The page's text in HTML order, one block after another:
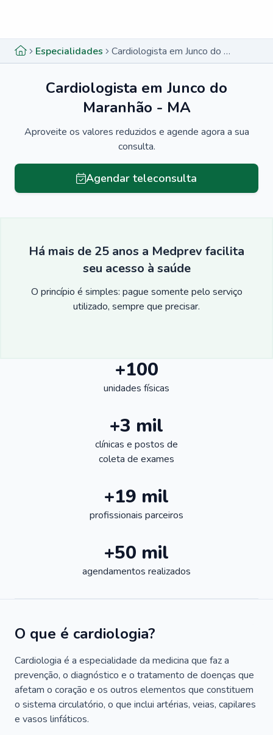
Especialidades Cardiologista em Junco do Maranhão - MA
Cardiologista em Junco do
Maranhão - MA
Aproveite os valores reduzidos e agende agora a sua
consulta.
Agendar teleconsulta
Há mais de 25 anos a Medprev facilita
seu acesso à saúde
O princípio é simples: pague somente pelo serviço
utilizado, sempre que precisar.
+100
unidades físicas
+3 mil
clínicas e postos de
coleta de exames
+19 mil
profissionais parceiros
+50 mil
agendamentos realizados
O que é cardiologia?
Cardiologia é a especialidade da medicina que faz a
prevenção, o diagnóstico e o tratamento de doenças que
afetam o coração e os outros elementos que constituem
o sistema circulatório, o que inclui artérias, veias, capilares
e vasos linfáticos.